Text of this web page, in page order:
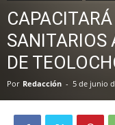
SANITARIOS
DE
Por Redacción - 5 de junio